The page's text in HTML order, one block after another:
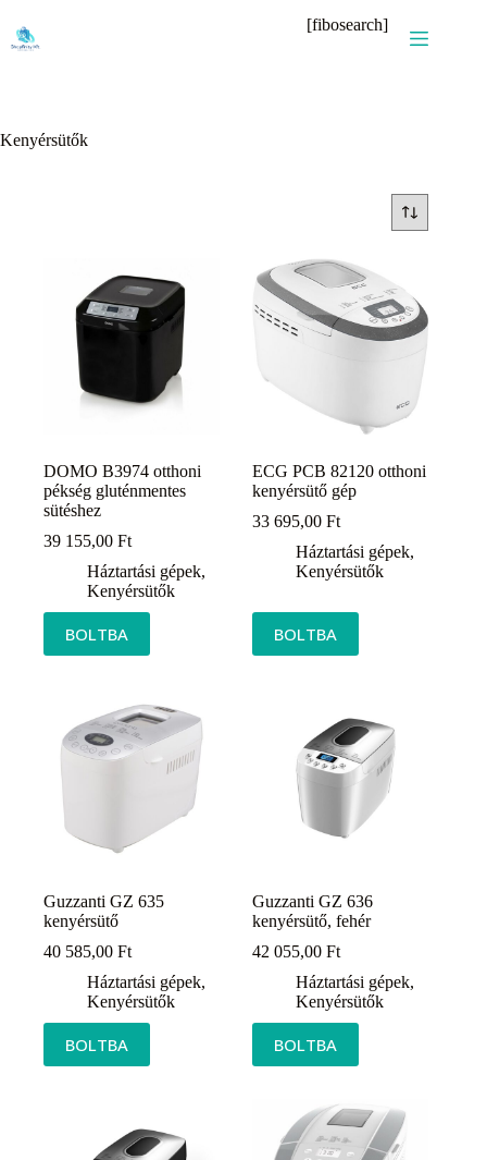
content
[fibosearch]
Kenyérsütők
DOMO B3974 otthoni
pékség gluténmentes
sütéshez
39 155,00 Ft
Háztartási gépek,
Kenyérsütők
BOLTBA
ECG PCB 82120 otthoni
kenyérsütő gép
33 695,00Ft
Háztartási gépek,
Kenyérsütők
BOLTBA
Guzzanti GZ 635
kenyérsütő
40 585,00 Ft
Háztartási gépek,
Kenyérsütők
BOLTBA
Guzzanti GZ 636
kenyérsütő, fehér
42 055,00Ft
Háztartási gépek,
Kenyérsütők
BOLTBA